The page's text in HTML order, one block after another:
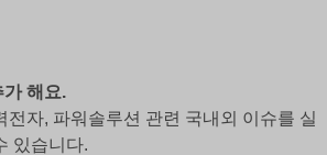
해요.
전자, 파워솔루션 관련 국내외 이슈를 실
있습니다.